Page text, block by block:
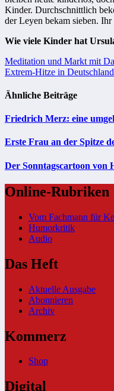
Kinder. Durchschnittlich
der Leyen bekam sieben.
Wie viele Kinder hat
Meditation und Markt mit
Extrem-Hitze in
Ähnliche Beiträge
Friedrich Merz: eine
Erste Frau an der Spitze
Der Sonntagscartoon von
Online-Rubriken
Vom Fachmann für
Humorkritik
Audio
Das Heft
Aktuelle Ausgabe
Abonnieren
Archiv
Kommerz
Shop
Digital